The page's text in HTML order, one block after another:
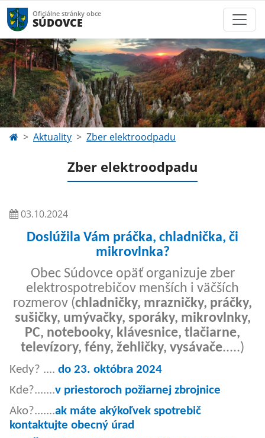
Oficiálne stránky obce
SÚDOVCE
Aktuality Zber elektroodpadu
Zber elektroodpadu
03.10.2024
Doslúžila Vám práčka, chladnička, či
mikrovlnka?
Obec Súdovce opäť organizuje zber
elektrospotrebičov menších i väčších
rozmerov (chladničky, mrazničky, práčky,
sušičky, umývačky, sporáky, mikrovlnky,
PC, notebooky, klávesnice, tlačiarne,
televízory, fény, žehličky, vysávače.....)
Kedy? .... do 23. októbra 2024
Kde?.......v priestoroch požiarnej zbrojnice
Ako?.......ak máte akýkoľvek spotrebič
kontaktujte obecný úrad